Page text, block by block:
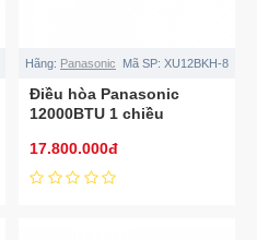
Hãng: Panasonic Mã SP: XU12BKH-8
Điều hòa Panasonic
12000BTU 1 chiều
XU12BKH-8
17.800.000đ